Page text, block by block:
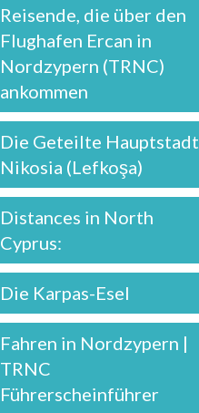
Reisende, die über den
Flughafen Ercan in
Nordzypern (TRNC)
ankommen
Die Geteilte Hauptstadt
Nikosia (Lefkoşa)
Distances in North
Cyprus:
Die Karpas-Esel
Fahren in Nordzypern |
TRNC
Führerscheinführer